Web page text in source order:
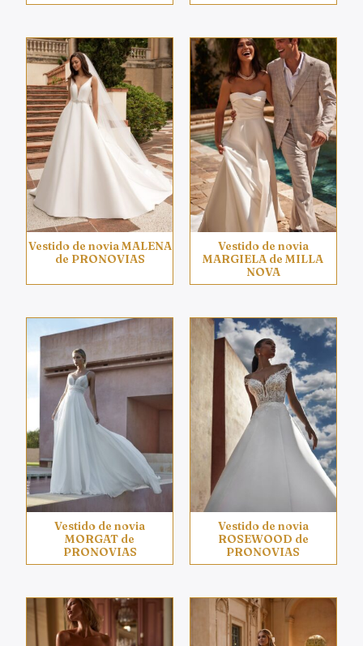
Vestido de novia MALENA
de PRONOVIAS
Vestido de novia
MARGIELA de MILLA
NOVA
Vestido de novia
MORGAT de
PRONOVIAS
Vestido de novia
ROSEWOOD de
PRONOVIAS